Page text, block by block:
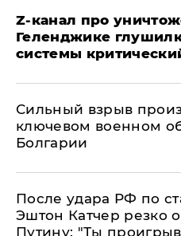
Z-канал про
Геленджике
системы
Сильный взрыв
ключевом военном
Болгарии
После удара РФ по
Эштон Катчер резко
Путину: "Ты